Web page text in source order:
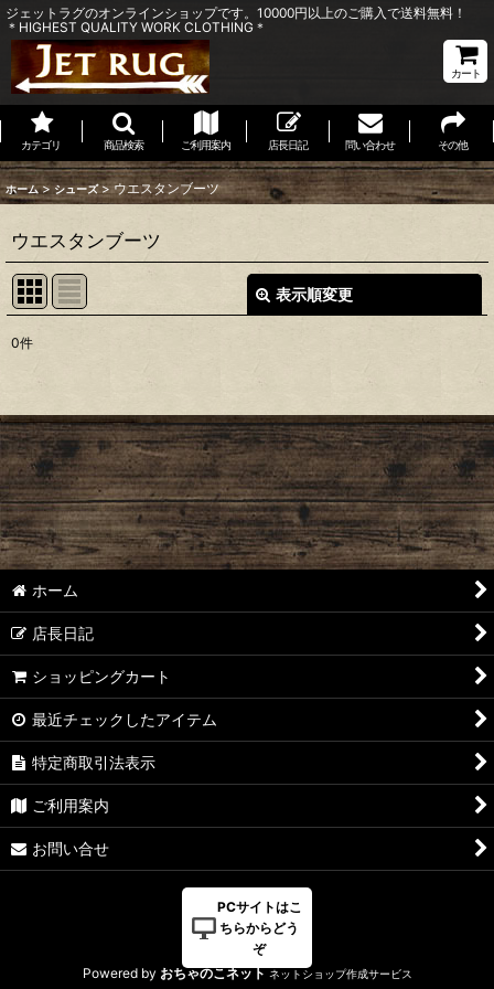
ジェットラグのオンラインショップです。10000円以上のご購入で送料無料！
＊HIGHEST QUALITY WORK CLOTHING＊
カート
カテゴリ 商品検索 ご利用案内 店長日記 問い合わせ その他
ホーム > シューズ > ウエスタンブーツ
ウエスタンブーツ
表示順変更
並び順:
絞り込む
0件
ホーム
店長日記
ショッピングカート
最近チェックしたアイテム
特定商取引法表示
ご利用案内
お問い合せ
PCサイトはこ
ちらからどう
ぞ
Powered by おちゃのこネット ネットショップ作成サービス